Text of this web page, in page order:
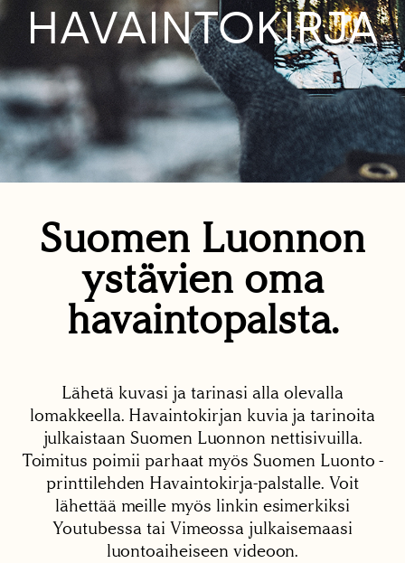
HAVAINTOKIRJA
Suomen Luonnon
ystävien oma
havaintopalsta.
Lähetä kuvasi ja tarinasi alla olevalla
lomakkeella. Havaintokirjan kuvia ja tarinoita
julkaistaan Suomen Luonnon nettisivuilla.
Toimitus poimii parhaat myös Suomen Luonto -
printtilehden Havaintokirja-palstalle. Voit
lähettää meille myös linkin esimerkiksi
Youtubessa tai Vimeossa julkaisemaasi
luontoaiheiseen videoon.